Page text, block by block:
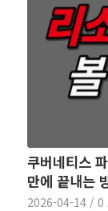
쿠버네티스
만에 끝내는
2026-04-14 / 0